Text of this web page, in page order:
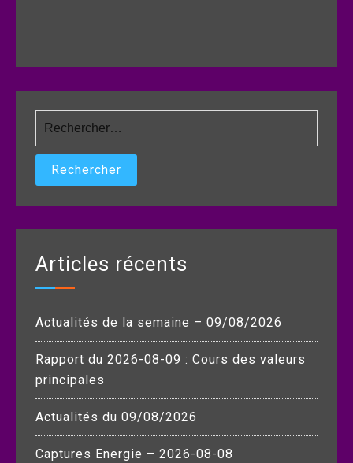
Articles récents
Actualités de la semaine – 09/08/2026
Rapport du 2026-08-09 : Cours des valeurs
principales
Actualités du 09/08/2026
Captures Energie – 2026-08-08